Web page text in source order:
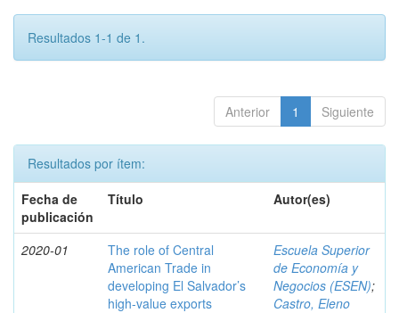
Resultados 1-1 de 1.
Anterior 1 Siguiente
Resultados por ítem:
Fecha de
publicación
Título Autor(es)
2020-01
The role of Central
American Trade in
developing El Salvador’s
high-value exports
Escuela Superior
de Economía y
Negocios (ESEN);
Castro, Eleno